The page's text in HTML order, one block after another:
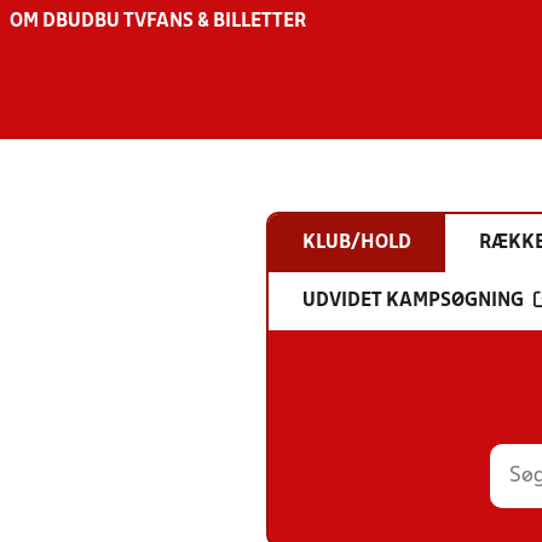
OM DBU DBU TV FANS & BILLETTER
KLUB/HOLD
UDVIDET KAMPSØGNING